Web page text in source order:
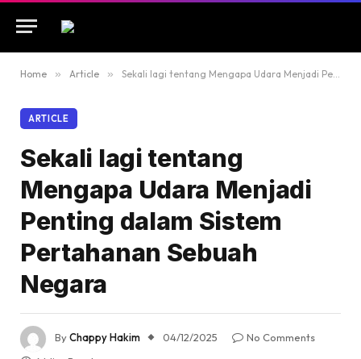
Home » Article » Sekali lagi tentang Mengapa Udara Menjadi Penting dalam Sistem Pertahanan Sebuah Negara
ARTICLE
Sekali lagi tentang
Mengapa Udara Menjadi
Penting dalam Sistem
Pertahanan Sebuah
Negara
ByChappy Hakim 04/12/2025
No Comments